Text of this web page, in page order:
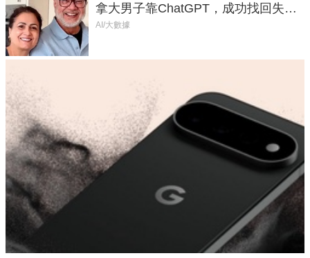
拿大男子靠ChatGPT，成功找回失散
50年家人
AI/大數據